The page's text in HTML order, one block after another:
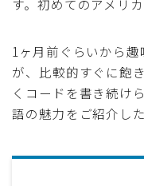
す。初めてのアメリ
1ヶ月前ぐらいから
が、比較的すぐに飽
くコードを書き続け
語の魅力をご紹介し